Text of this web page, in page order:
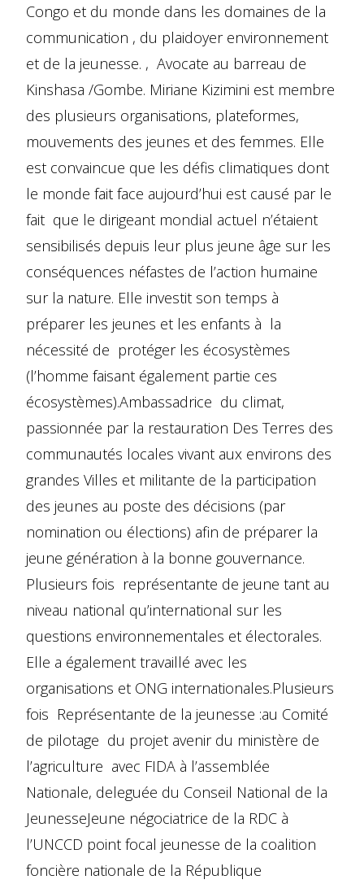
Congo et du monde dans les domaines de la
communication , du plaidoyer environnement
et de la jeunesse. , Avocate au barreau de
Kinshasa /Gombe. Miriane Kizimini est membre
des plusieurs organisations, plateformes,
mouvements des jeunes et des femmes. Elle
est convaincue que les défis climatiques dont
le monde fait face aujourd’hui est causé par le
fait que le dirigeant mondial actuel n’étaient
sensibilisés depuis leur plus jeune âge sur les
conséquences néfastes de l’action humaine
sur la nature. Elle investit son temps à
préparer les jeunes et les enfants à la
nécessité de protéger les écosystèmes
(l’homme faisant également partie ces
écosystèmes).Ambassadrice du climat,
passionnée par la restauration Des Terres des
communautés locales vivant aux environs des
grandes Villes et militante de la participation
des jeunes au poste des décisions (par
nomination ou élections) afin de préparer la
jeune génération à la bonne gouvernance.
Plusieurs fois représentante de jeune tant au
niveau national qu’international sur les
questions environnementales et électorales.
Elle a également travaillé avec les
organisations et ONG internationales.Plusieurs
fois Représentante de la jeunesse :au Comité
de pilotage du projet avenir du ministère de
l’agriculture avec FIDA à l’assemblée
Nationale, deleguée du Conseil National de la
JeunesseJeune négociatrice de la RDC à
l’UNCCD point focal jeunesse de la coalition
foncière nationale de la République